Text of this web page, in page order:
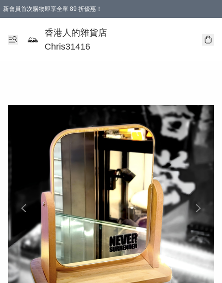
新會員首次購物即享全單 89 折優惠！
購物滿 HKD 499.00即享免運費優惠！（適用於 本地送貨、本地取貨 )
【滿 $300 專屬驚喜：無聲信物（最後一批）】
香港人的雜貨店
Chris31416